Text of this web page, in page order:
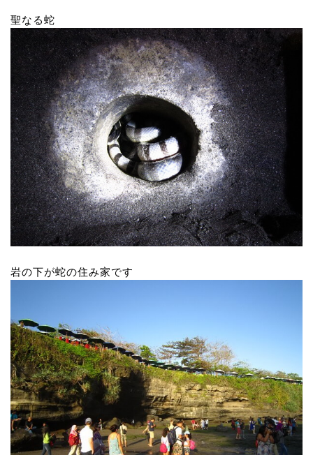
聖なる蛇
岩の下が蛇の住み家です